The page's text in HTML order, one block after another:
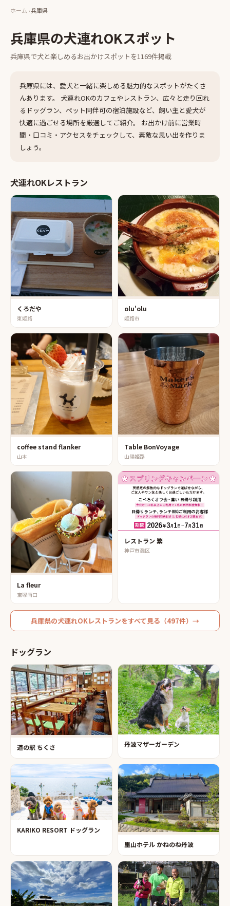
ホーム ›兵庫県
兵庫県の犬連れOKスポット
兵庫県で犬と楽しめるお出かけスポットを1169件掲載
兵庫県には、愛犬と一緒に楽しめる魅力的なスポットがたくさ
んあります。 犬連れOKのカフェやレストラン、広々と走り回れ
るドッグラン、ペット同伴可の宿泊施設など、飼い主と愛犬が
快適に過ごせる場所を厳選してご紹介。 お出かけ前に営業時
間・口コミ・アクセスをチェックして、素敵な思い出を作りま
しょう。
犬連れOKレストラン
くろだや
東姫路
olu'olu
姫路市
coffee stand flanker
山本
Table BonVoyage
山陽姫路
La fleur
宝塚南口
レストラン 繁
神戸市灘区
兵庫県の犬連れOKレストランをすべて見る（497件）→
ドッグラン
道の駅 ちくさ 丹波マザーガーデン
KARIKO RESORT ドッグラン
里山ホテル かねのね丹波